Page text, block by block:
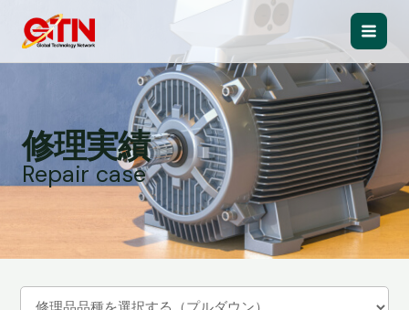
Main
修理実績
Repair case